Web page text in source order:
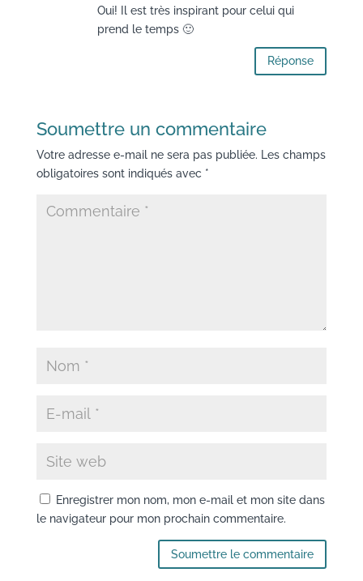
Oui! Il est très inspirant pour celui qui
prend le temps 🙂
Réponse
Soumettre un commentaire
Votre adresse e-mail ne sera pas publiée. Les champs
obligatoires sont indiqués avec *
Enregistrer mon nom, mon e-mail et mon site dans
le navigateur pour mon prochain commentaire.
Soumettre le commentaire